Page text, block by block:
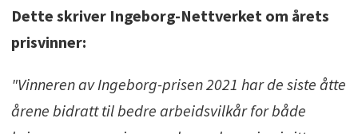
Dette skriver Ingeborg-Nettverket om årets
prisvinner:
"Vinneren av Ingeborg-prisen 2021 har de siste åtte
årene bidratt til bedre arbeidsvilkår for både